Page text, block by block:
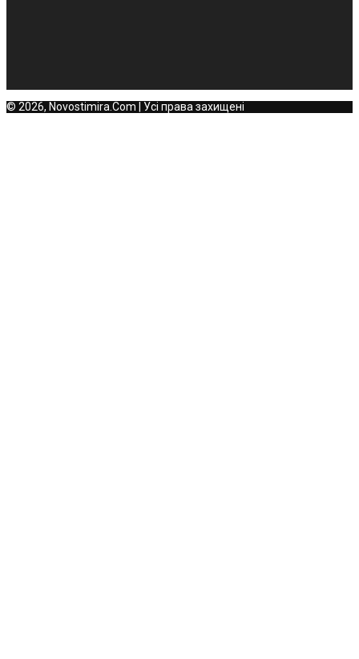
© 2026, Novostimira.Com | Усі права захищені